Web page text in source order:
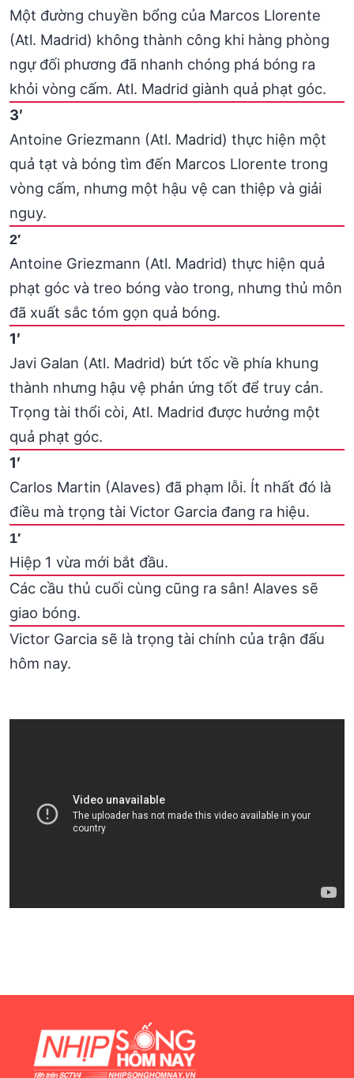
Một đường chuyền bổng của Marcos Llorente
(Atl. Madrid) không thành công khi hàng phòng
ngự đối phương đã nhanh chóng phá bóng ra
khỏi vòng cấm. Atl. Madrid giành quả phạt góc.
3′
Antoine Griezmann (Atl. Madrid) thực hiện một
quả tạt và bóng tìm đến Marcos Llorente trong
vòng cấm, nhưng một hậu vệ can thiệp và giải
nguy.
2′
Antoine Griezmann (Atl. Madrid) thực hiện quả
phạt góc và treo bóng vào trong, nhưng thủ môn
đã xuất sắc tóm gọn quả bóng.
1′
Javi Galan (Atl. Madrid) bứt tốc về phía khung
thành nhưng hậu vệ phản ứng tốt để truy cản.
Trọng tài thổi còi, Atl. Madrid được hưởng một
quả phạt góc.
1′
Carlos Martin (Alaves) đã phạm lỗi. Ít nhất đó là
điều mà trọng tài Victor Garcia đang ra hiệu.
1′
Hiệp 1 vừa mới bắt đầu.
Các cầu thủ cuối cùng cũng ra sân! Alaves sẽ
giao bóng.
Victor Garcia sẽ là trọng tài chính của trận đấu
hôm nay.